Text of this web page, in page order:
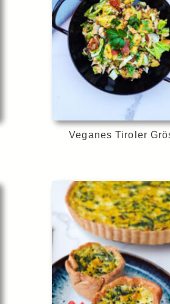
Veganes Tiroler